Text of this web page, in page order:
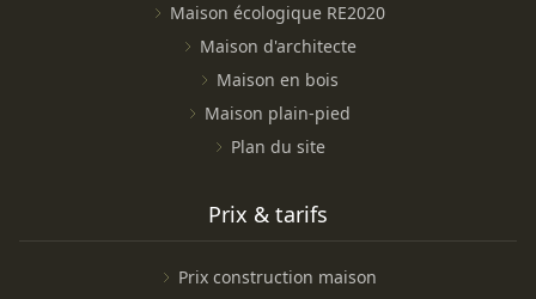
Maison écologique RE2020
Maison d'architecte
Maison en bois
Maison plain-pied
Plan du site
Prix & tarifs
Prix construction maison